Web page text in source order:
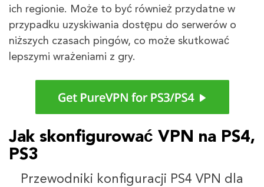
ich regionie. Może to być również przydatne w
przypadku uzyskiwania dostępu do serwerów o
niższych czasach pingów, co może skutkować
lepszymi wrażeniami z gry.
Jak skonfigurować VPN na PS4,
PS3
Przewodniki konfiguracji PS4 VPN dla